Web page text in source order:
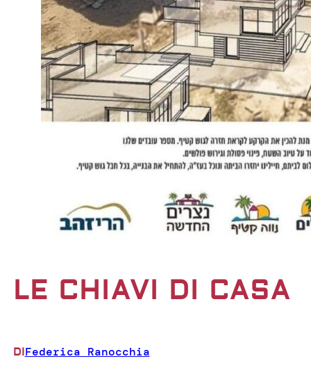
LE CHIAVI DI CASA
DIFederica Ranocchia